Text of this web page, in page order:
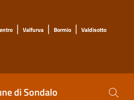
| Valfurva | Bormio | Valdisotto
di Sondalo